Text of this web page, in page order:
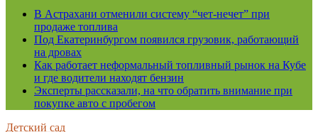
В Астрахани отменили систему “чет-нечет” при
продаже топлива
Под Екатеринбургом появился грузовик, работающий
на дровах
Как работает неформальный топливный рынок на Кубе
и где водители находят бензин
Эксперты рассказали, на что обратить внимание при
покупке авто с пробегом
Детский сад